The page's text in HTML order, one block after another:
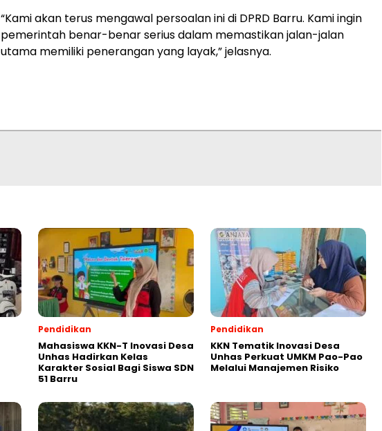
“Kami akan terus mengawal persoalan ini di DPRD Barru. Kami ingin
pemerintah benar-benar serius dalam memastikan jalan-jalan
utama memiliki penerangan yang layak,” jelasnya.
Pendidikan
Mahasiswa KKN-T Inovasi Desa
Unhas Hadirkan Kelas
Karakter Sosial Bagi Siswa SDN
51 Barru
Pendidikan
KKN Tematik Inovasi Desa
Unhas Perkuat UMKM Pao-Pao
Melalui Manajemen Risiko